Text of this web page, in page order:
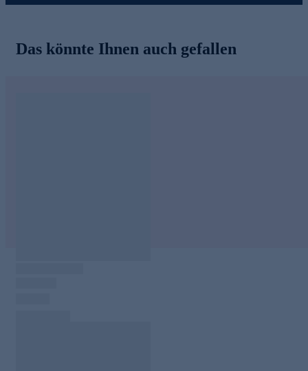
Das könnte Ihnen auch gefallen